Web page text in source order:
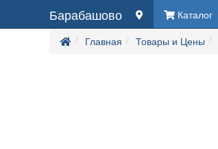
Барабашово Каталог
Главная
Товары и Цены